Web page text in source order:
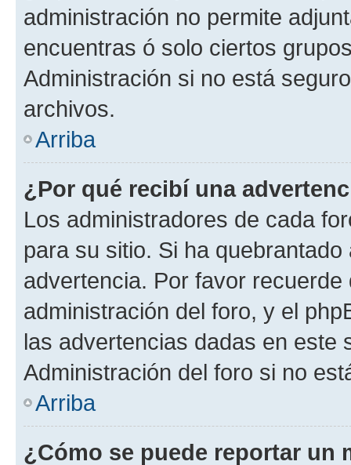
administración no permite
encuentras ó solo ciertos
Administración si no está
archivos.
Arriba
¿Por qué recibí una
Los administradores de cada
para su sitio. Si ha
advertencia. Por favor
administración del foro, y el
las advertencias dadas en este
Administración del foro si no
Arriba
¿Cómo se puede reportar un